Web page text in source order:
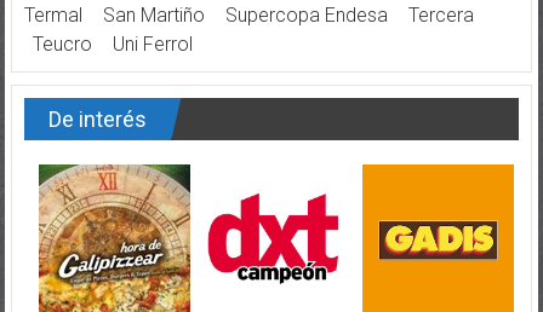
Termal
San Martiño Supercopa Endesa
Tercera
Teucro
Uni Ferrol
De interés